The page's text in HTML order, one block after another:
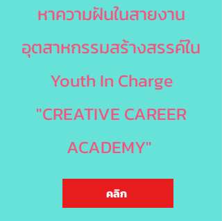
หาความฝันในสายงาน
อุตสาหกรรมสร้างสรรค์ใน
Youth In Charge
"CREATIVE CAREER
ACADEMY"
คลิก